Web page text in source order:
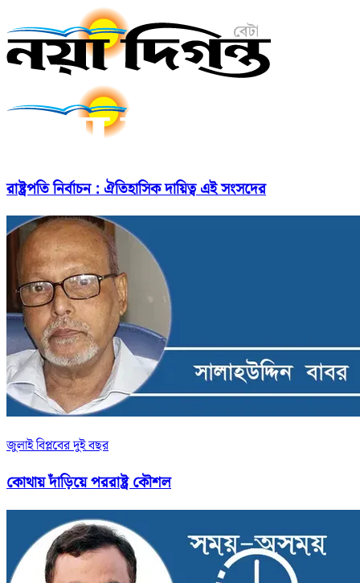
রাষ্ট্রপতি নির্বাচন : ঐতিহাসিক দায়িত্ব এই সংসদের
জুলাই বিপ্লবের দুই বছর
কোথায় দাঁড়িয়ে পররাষ্ট্র কৌশল